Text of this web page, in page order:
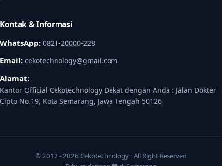
Kontak & Informasi
WhatsApp: 0821-20000-228
Email: cekotechnology@gmail.com
Alamat:
Kantor Official Cekotechnology Dekat dengan Anda : Jalan Dokter
Cipto No.19, Kota Semarang, Jawa Tengah 50126
© 2012 - 2026 Cekotechnology · All Right Reserved